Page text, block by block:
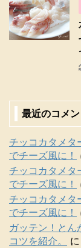
最近のコメン
チッコカタメタ
でチーズ風に！
チッコカタメタ
でチーズ風に！
チッコカタメタ
でチーズ風に！
ガッテン！と
コツを紹介。
に